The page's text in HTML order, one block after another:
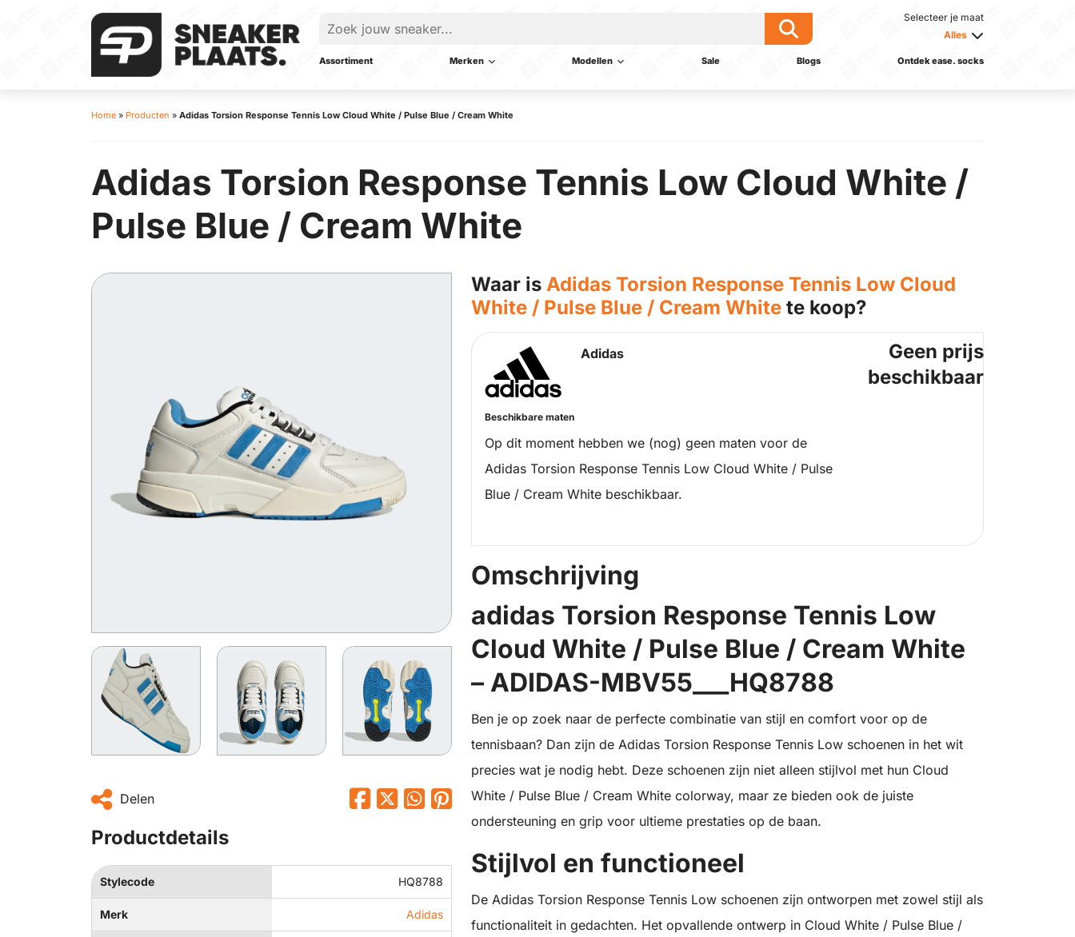
Selecteer je maat
Alles
Assortiment Merken Modellen Sale Blogs Ontdek ease. socks
Home » Producten » Adidas Torsion Response Tennis Low Cloud White / Pulse Blue / Cream White
Adidas Torsion Response Tennis Low Cloud White /
Pulse Blue / Cream White
Delen
Productdetails
Stylecode HQ8788
Merk Adidas
Waar is Adidas Torsion Response Tennis Low Cloud
White / Pulse Blue / Cream White te koop?
Adidas
Beschikbare maten
Op dit moment hebben we (nog) geen maten voor de
Adidas Torsion Response Tennis Low Cloud White / Pulse
Blue / Cream White beschikbaar.
Geen prijs
beschikbaar
Omschrijving
adidas Torsion Response Tennis Low
Cloud White / Pulse Blue / Cream White
– ADIDAS-MBV55___HQ8788
Ben je op zoek naar de perfecte combinatie van stijl en comfort voor op de
tennisbaan? Dan zijn de Adidas Torsion Response Tennis Low schoenen in het wit
precies wat je nodig hebt. Deze schoenen zijn niet alleen stijlvol met hun Cloud
White / Pulse Blue / Cream White colorway, maar ze bieden ook de juiste
ondersteuning en grip voor ultieme prestaties op de baan.
Stijlvol en functioneel
De Adidas Torsion Response Tennis Low schoenen zijn ontworpen met zowel stijl als
functionaliteit in gedachten. Het opvallende ontwerp in Cloud White / Pulse Blue /